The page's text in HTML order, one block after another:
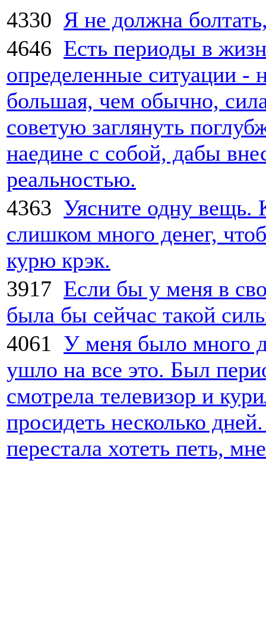
4330 Я не должна
4646 Есть периоды в
определенные ситуации -
большая, чем обычно,
советую заглянуть
наедине с собой, дабы
реальностью.
4363 Уясните одну
слишком много денег,
курю крэк.
3917 Если бы у меня в
была бы сейчас такой
4061 У меня было много
ушло на все это. Был
смотрела телевизор и
просидеть несколько
перестала хотеть петь,